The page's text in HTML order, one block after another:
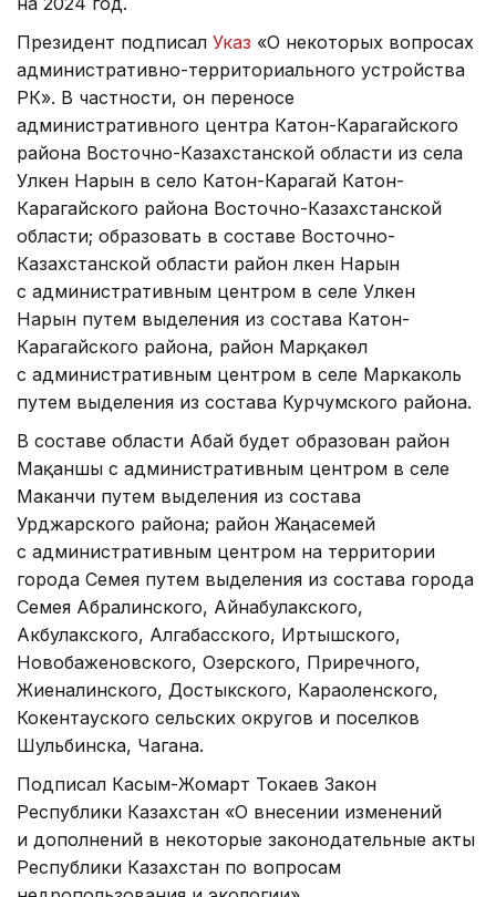
Президент подписал Указ «О некоторых вопросах
административно-территориального устройства
РК». В частности, он переносе
административного центра Катон-Карагайского
района Восточно-Казахстанской области из села
Улкен Нарын в село Катон-Карагай Катон-
Карагайского района Восточно-Казахстанской
области; образовать в составе Восточно-
Казахстанской области район Үлкен Нарын
с административным центром в селе Улкен
Нарын путем выделения из состава Катон-
Карагайского района, район Марқакөл
с административным центром в селе Маркаколь
путем выделения из состава Курчумского района.
В составе области Абай будет образован район
Мақаншы с административным центром в селе
Маканчи путем выделения из состава
Урджарского района; район Жаңасемей
с административным центром на территории
города Семея путем выделения из состава города
Семея Абралинского, Айнабулакского,
Акбулакского, Алгабасского, Иртышского,
Новобаженовского, Озерского, Приречного,
Жиеналинского, Достыкского, Караоленского,
Кокентауского сельских округов и поселков
Шульбинска, Чагана.
Подписал Касым-Жомарт Токаев Закон
Республики Казахстан «О внесении изменений
и дополнений в некоторые законодательные акты
Республики Казахстан по вопросам